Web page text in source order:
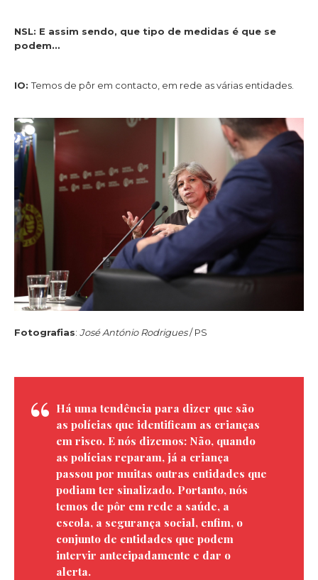
NSL: E assim sendo, que tipo de medidas é que se
podem…
IO:Temos de pôr em contacto, em rede as várias entidades.
Fotografias: José António Rodrigues/ PS
Há uma tendência para dizer que são
as polícias que identificam as crianças
em risco. E nós dizemos: Não, quando
as polícias reparam, já a criança
passou por muitas outras entidades que
podiam ter sinalizado. Portanto, nós
temos de pôr em rede a saúde, a
escola, a segurança social, enfim, o
conjunto de entidades que podem
intervir antecipadamente e dar o
alerta.